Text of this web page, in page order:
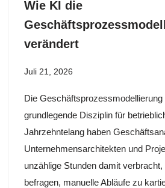
Wie KI die
verändert
Juli 21, 2026
Die
grundlegende Disziplin für
Jahrzehntelang haben
Unternehmensarchitekten und
unzählige Stunden damit
befragen, manuelle Abläufe zu